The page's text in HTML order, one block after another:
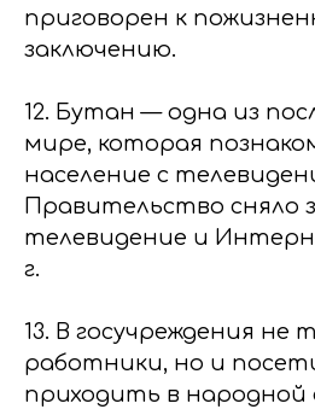
приговорен к
заключению.
12. Бутан — одна из
мире, которая
население с
Правительство сняло
телевидение и
г.
13. В госучреждения не
работники, но и
приходить в народной